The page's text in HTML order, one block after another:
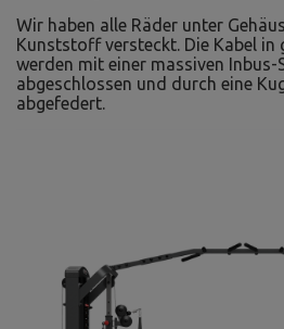
Wir haben alle Räder unter
Kunststoff versteckt. Die Kabel in
werden mit einer massiven Inbus-
abgeschlossen und durch eine
abgefedert.